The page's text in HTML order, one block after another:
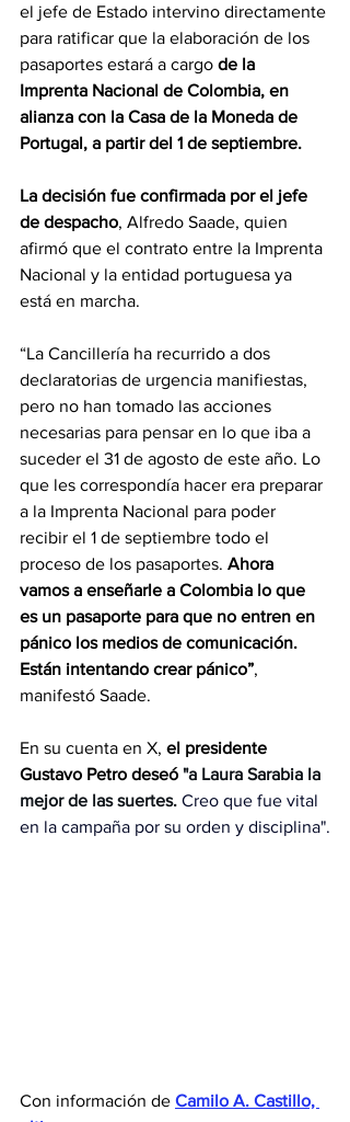
el jefe de Estado intervino directamente
para ratificar que la elaboración de los
pasaportes estará a cargo de la
Imprenta Nacional de Colombia, en
alianza con la Casa de la Moneda de
Portugal, a partir del 1 de septiembre.
La decisión fue confirmada por el jefe
de despacho, Alfredo Saade, quien
afirmó que el contrato entre la Imprenta
Nacional y la entidad portuguesa ya
está en marcha.
“La Cancillería ha recurrido a dos
declaratorias de urgencia manifiestas,
pero no han tomado las acciones
necesarias para pensar en lo que iba a
suceder el 31 de agosto de este año. Lo
que les correspondía hacer era preparar
a la Imprenta Nacional para poder
recibir el 1 de septiembre todo el
proceso de los pasaportes. Ahora
vamos a enseñarle a Colombia lo que
es un pasaporte para que no entren en
pánico los medios de comunicación.
Están intentando crear pánico”,
manifestó Saade.
En su cuenta en X, el presidente
Gustavo Petro deseó "a Laura Sarabia la
mejor de las suertes. Creo que fue vital
en la campaña por su orden y disciplina".
Con información de Camilo A. Castillo,